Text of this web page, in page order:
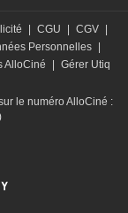
CGU CGV
Personnelles
AlloCiné
Gérer Utiq
le numéro AlloCiné :